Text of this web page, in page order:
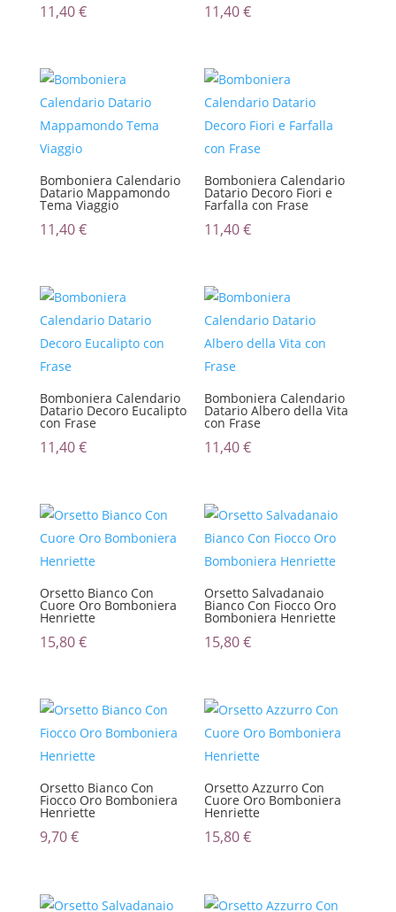
11,40€ 11,40€
Bomboniera Calendario
Datario Mappamondo
Tema Viaggio
11,40€
Bomboniera Calendario
Datario Decoro Fiori e
Farfalla con Frase
11,40€
Bomboniera Calendario
Datario Decoro Eucalipto
con Frase
11,40€
Bomboniera Calendario
Datario Albero della Vita
con Frase
11,40€
Orsetto Bianco Con
Cuore Oro Bomboniera
Henriette
15,80€
Orsetto Salvadanaio
Bianco Con Fiocco Oro
Bomboniera Henriette
15,80€
Orsetto Bianco Con
Fiocco Oro Bomboniera
Henriette
9,70€
Orsetto Azzurro Con
Cuore Oro Bomboniera
Henriette
15,80€